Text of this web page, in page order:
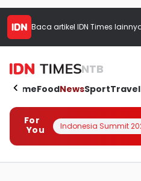
Baca artikel IDN Times
NTB
HomeFoodNewsSportTravel
For
You
Indonesia Summit